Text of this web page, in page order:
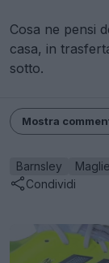
Cosa ne pensi
casa, in
sotto.
Mostra
Barnsley Maglie
Condividi